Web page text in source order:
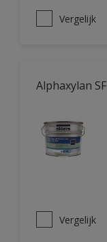
Vergelijk
Alphaxylan SF
Vergelijk